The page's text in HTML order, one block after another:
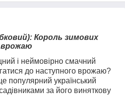
Король зимових
врожаю
і неймовірно смачний
до наступного врожаю?
популярний український
за його виняткову